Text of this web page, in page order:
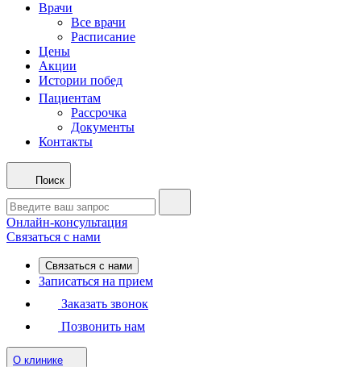
Врачи
Все врачи
Расписание
Цены
Акции
Истории побед
Пациентам
Рассрочка
Документы
Контакты
Поиск
Онлайн-консультация
Связаться с нами
Связаться с нами
Записаться на прием
Заказать звонок
Позвонить нам
О клинике